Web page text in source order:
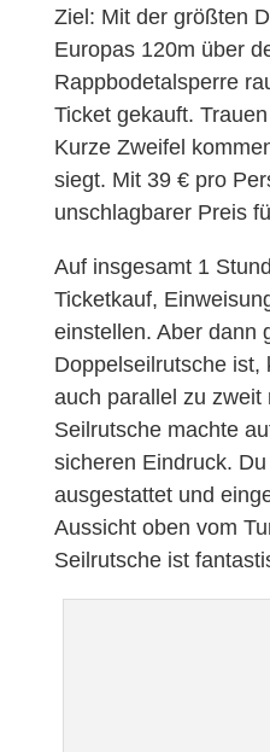
Ziel: Mit der größten
Europas 120m über
Rappbodetalsperre
Ticket gekauft.
Kurze Zweifel
siegt. Mit 39 € pro
unschlagbarer Preis
Auf insgesamt 1
Ticketkauf,
einstellen. Aber dann
Doppelseilrutsche ist,
auch parallel zu zweit
Seilrutsche machte
sicheren Eindruck.
ausgestattet und
Aussicht oben vom
Seilrutsche ist